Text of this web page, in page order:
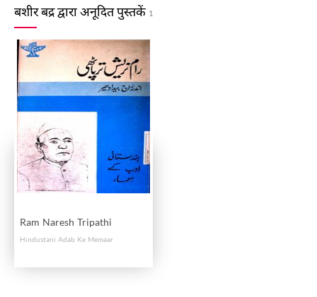
बशीर बद्र द्वारा अनूदित पुस्तकें 1
Ram Naresh Tripathi
Hindustani Adab Ke Memaar